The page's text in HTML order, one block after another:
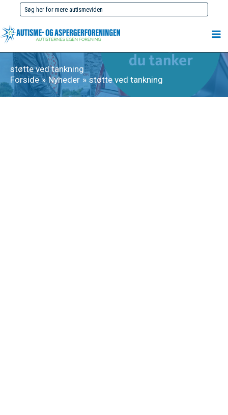
indholdet
Søg
efter:
støtte ved tankning
Forside
Nyheder støtte ved tankning